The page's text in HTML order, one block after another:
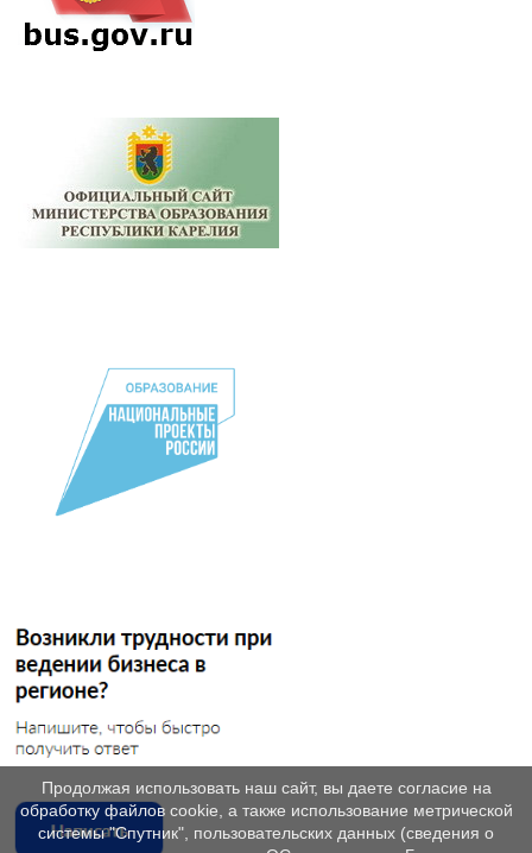
Продолжая использовать наш сайт, вы даете согласие на
обработку файлов cookie, а также использование метрической
системы "Спутник", пользовательских данных (сведения о